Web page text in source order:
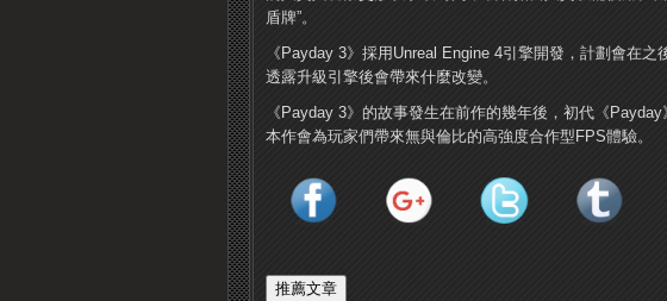
盾牌”。
《Payday 3》採用Unreal Engine 4引擎開發，計劃會在
透露升級引擎後會帶來什麼改變。
《Payday 3》的故事發生在前作的幾年後，初代《
本作會為玩家們帶來無與倫比的高強度合作型FPS體驗。